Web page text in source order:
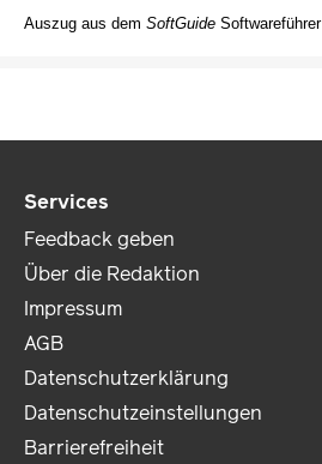
Auszug aus dem SoftGuide Softwareführer
Services
Feedback geben
Über die Redaktion
Impressum
AGB
Datenschutzerklärung
Datenschutzeinstellungen
Barrierefreiheit